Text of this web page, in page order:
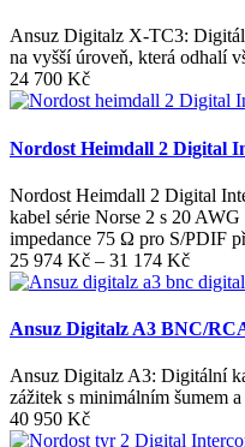
Ansuz Digitalz X-TC3:
na vyšší úroveň, která odhalí
24 700 Kč
Nordost Heimdall 2 Digital
Nordost Heimdall 2 Digital
kabel série Norse 2 s 20
impedance 75 Ω pro S/PDIF
25 974 Kč – 31 174 KčRozpětí
cen:
974 Kč
31
174 Kč
Ansuz Digitalz A3 BNC/
Ansuz Digitalz A3: Digitální
zážitek s minimálním šumem
40 950 Kč